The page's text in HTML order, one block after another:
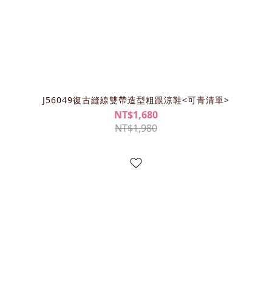
J56049復古縫線雙帶造型粗跟涼鞋<可青清單>
NT$1,680
NT$1,980